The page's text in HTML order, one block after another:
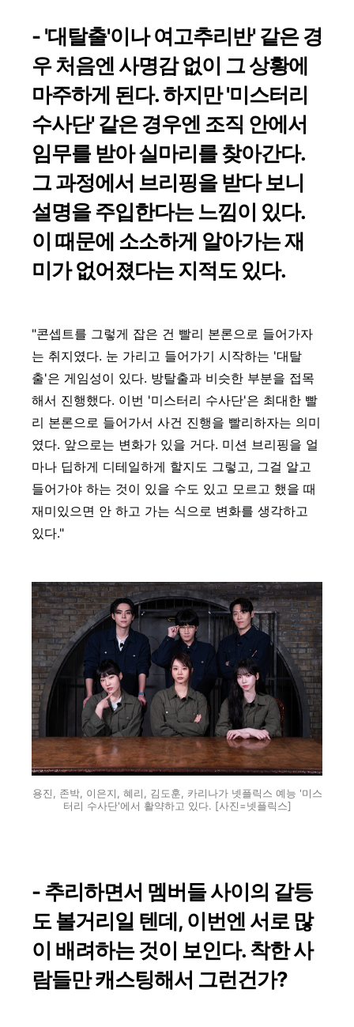
- '대탈출'이나 여고추리반' 같은 경
우 처음엔 사명감 없이 그 상황에
마주하게 된다. 하지만 '미스터리
수사단' 같은 경우엔 조직 안에서
임무를 받아 실마리를 찾아간다.
그 과정에서 브리핑을 받다 보니
설명을 주입한다는 느낌이 있다.
이 때문에 소소하게 알아가는 재
미가 없어졌다는 지적도 있다.
"콘셉트를 그렇게 잡은 건 빨리 본론으로 들어가자
는 취지였다. 눈 가리고 들어가기 시작하는 '대탈
출'은 게임성이 있다. 방탈출과 비슷한 부분을 접목
해서 진행했다. 이번 '미스터리 수사단'은 최대한 빨
리 본론으로 들어가서 사건 진행을 빨리하자는 의미
였다. 앞으로는 변화가 있을 거다. 미션 브리핑을 얼
마나 딥하게 디테일하게 할지도 그렇고, 그걸 알고
들어가야 하는 것이 있을 수도 있고 모르고 했을 때
재미있으면 안 하고 가는 식으로 변화를 생각하고
있다."
용진, 존박, 이은지, 혜리, 김도훈, 카리나가 넷플릭스 예능 '미스
터리 수사단'에서 활약하고 있다. [사진=넷플릭스]
- 추리하면서 멤버들 사이의 갈등
도 볼거리일 텐데, 이번엔 서로 많
이 배려하는 것이 보인다. 착한 사
람들만 캐스팅해서 그런건가?